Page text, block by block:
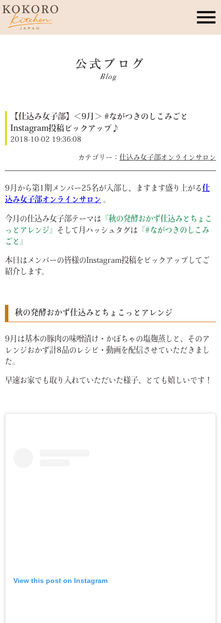
こころキッチンとは
レッスン・イベント
季節のこころレシピ
公式ブログ
お問合せ
【仕込み女子部】＜9月＞ #ながつきのしこみごと
Instagram投稿ピックアップ♪
2018-10-02 19:36:08
仕込み女子部オンラインサロン
9月から第1期メンバー25名が入部し、ますます盛り上がる仕
込み女子部オンラインサロン 。
今月の仕込み女子部テーマは 『秋の発酵おかず仕込みとちょこ
っとアレンジ』
そして月ハッシュタグは 『#ながつきのしこみ
ごと』
本日はメンバーの皆様のInstagram投稿をピックアップしてご
紹介します。
秋の発酵おかず仕込みとちょこっとアレンジ
9月は基本の豚肉の味噌漬け・かぼちゃの塩麹蒸しと、そのア
レンジおかず計8品のレシピ・動画を配信させていただきまし
た。
早速お家でも取り入れていただいた様子、とても嬉しいです！
View this post on Instagram